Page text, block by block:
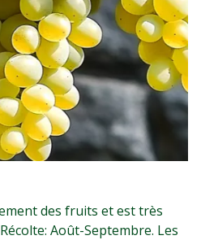
des fruits et est très
Août-Septembre. Les